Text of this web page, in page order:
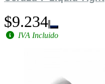
$9.234
IVA Incluido